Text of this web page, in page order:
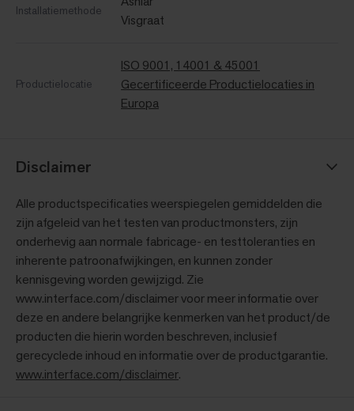
Installatiemethode
Visgraat
Productielocatie
ISO 9001, 14001 & 45001
Gecertificeerde Productielocaties in
Europa
Disclaimer
Alle productspecificaties weerspiegelen gemiddelden die
zijn afgeleid van het testen van productmonsters, zijn
onderhevig aan normale fabricage- en testtoleranties en
inherente patroonafwijkingen, en kunnen zonder
kennisgeving worden gewijzigd. Zie
www.interface.com/disclaimer voor meer informatie over
deze en andere belangrijke kenmerken van het product/de
producten die hierin worden beschreven, inclusief
gerecyclede inhoud en informatie over de productgarantie.
www.interface.com/disclaimer.